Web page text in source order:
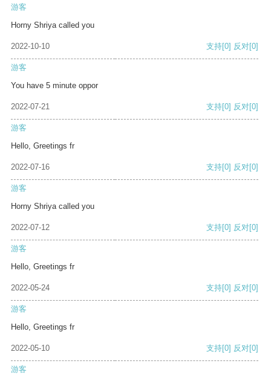
游客
Horny Shriya called you
2022-10-10 支持[0] 反对[0]
游客
You have 5 minute oppor
2022-07-21 支持[0] 反对[0]
游客
Hello, Greetings fr
2022-07-16 支持[0] 反对[0]
游客
Horny Shriya called you
2022-07-12 支持[0] 反对[0]
游客
Hello, Greetings fr
2022-05-24 支持[0] 反对[0]
游客
Hello, Greetings fr
2022-05-10 支持[0] 反对[0]
游客